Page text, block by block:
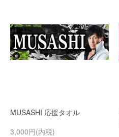
MUSASHI 応援タオル
3,000円(内税)